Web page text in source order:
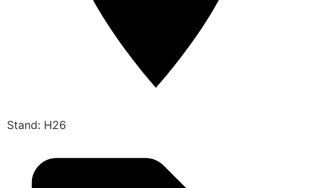
Stand: H26